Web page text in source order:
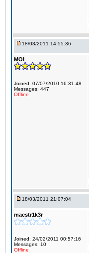
18/03/2011 14:55:36
MOI
Joined: 07/07/2010 16:31:48
Messages: 447
Offline
18/03/2011 21:07:04
macstr1k3r
Joined: 24/02/2011 00:57:16
Messages: 10
Offline